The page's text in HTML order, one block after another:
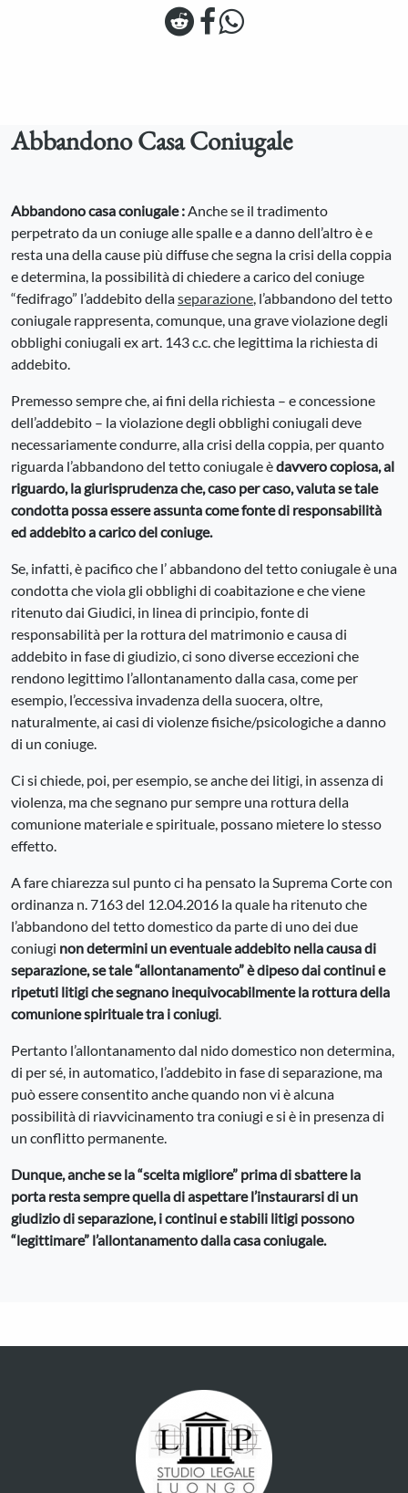
Abbandono Casa Coniugale
Abbandono casa coniugale :Anche se il tradimento
perpetrato da un coniuge alle spalle e a danno dell’altro è e
resta una della cause più diffuse che segna la crisi della coppia
e determina, la possibilità di chiedere a carico del coniuge
“fedifrago” l’addebito dellaseparazione, l’abbandono del tetto
coniugale rappresenta, comunque, una grave violazione degli
obblighi coniugali ex art. 143 c.c. che legittima la richiesta di
addebito.
Premesso sempre che, ai fini della richiesta – e concessione
dell’addebito – la violazione degli obblighi coniugali deve
necessariamente condurre, alla crisi della coppia, per quanto
riguarda l’abbandono del tetto coniugale èdavvero copiosa, al
riguardo, la giurisprudenza che, caso per caso, valuta se tale
condotta possa essere assunta come fonte di responsabilità
ed addebito a carico del coniuge.
Se, infatti, è pacifico che l’ abbandono del tetto coniugale è una
condotta che viola gli obblighi di coabitazione e che viene
ritenuto dai Giudici, in linea di principio, fonte di
responsabilità per la rottura del matrimonio e causa di
addebito in fase di giudizio, ci sono diverse eccezioni che
rendono legittimo l’allontanamento dalla casa, come per
esempio, l’eccessiva invadenza della suocera, oltre,
naturalmente, ai casi di violenze fisiche/psicologiche a danno
di un coniuge.
Ci si chiede, poi, per esempio, se anche dei litigi, in assenza di
violenza, ma che segnano pur sempre una rottura della
comunione materiale e spirituale, possano mietere lo stesso
effetto.
A fare chiarezza sul punto ci ha pensato la Suprema Corte con
ordinanza n. 7163 del 12.04.2016 la quale ha ritenuto che
l’abbandono del tetto domestico da parte di uno dei due
coniugi non determini un eventuale addebito nella causa di
separazione, se tale “allontanamento” è dipeso dai continui e
ripetuti litigi che segnano inequivocabilmente la rottura della
comunione spirituale tra i coniugi.
Pertanto l’allontanamento dal nido domestico non determina,
di per sé, in automatico, l’addebito in fase di separazione, ma
può essere consentito anche quando non vi è alcuna
possibilità di riavvicinamento tra coniugi e si è in presenza di
un conflitto permanente.
Dunque, anche se la “scelta migliore” prima di sbattere la
porta resta sempre quella di aspettare l’instaurarsi di un
giudizio di separazione, i continui e stabili litigi possono
“legittimare” l’allontanamento dalla casa coniugale.